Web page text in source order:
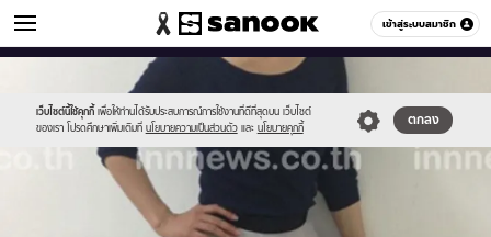
เข้าสู่ระบบสมาชิก
ข่าวบันเทิง หมวดอื่นๆ
เว็บไซต์นี้ใช้คุกกี้ เพื่อให้ท่านได้รับประสบการณ์การใช้งานที่ดีที่สุดบน เว็บไซต์
ของเรา โปรดศึกษาเพิ่มเติมที่ นโยบายความเป็นส่วนตัว และ นโยบายคุกกี้
ตกลง
//s.isanook.com/sr/0/images/logo-
sanook.png
//s.isanook.com/ns/0/ud/369/1848070/639211-